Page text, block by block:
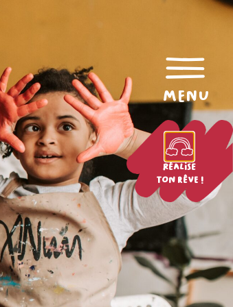
menu
Réalise
ton rêve !